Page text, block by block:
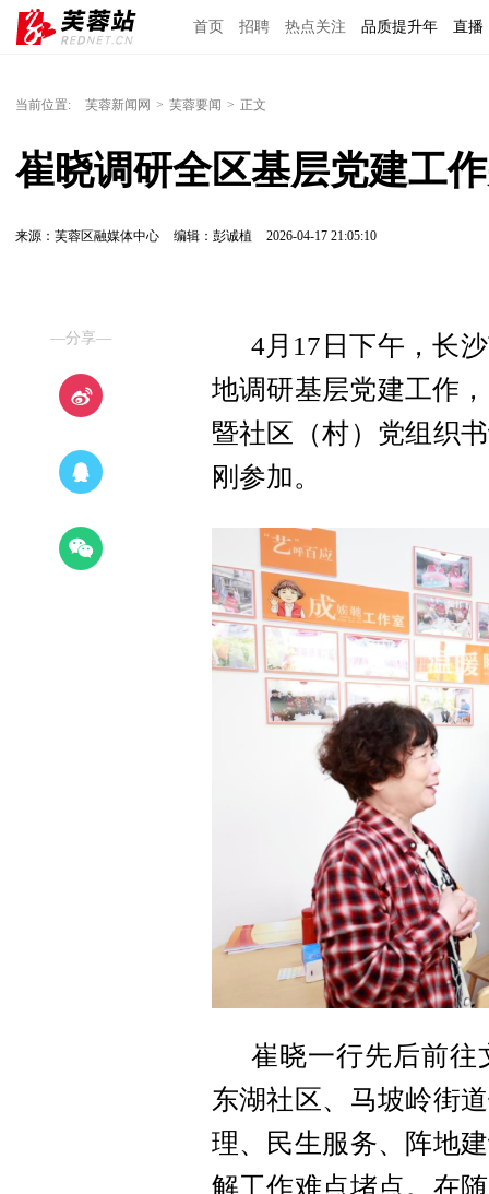
首页 招聘 热点关注 品质提升年 直播
当前位置: 芙蓉新闻网 > 芙蓉要闻 > 正文
崔晓调研全区基层党建工
来源：芙蓉区融媒体中心 编辑：彭诚植 2026-04-17 21:05:10
—分享—
4月17日下午，长
地调研基层党建工作
暨社区（村）党组织
刚参加。
崔晓一行先后前往
东湖社区、马坡岭街
理、民生服务、阵地
解工作难点堵点。在